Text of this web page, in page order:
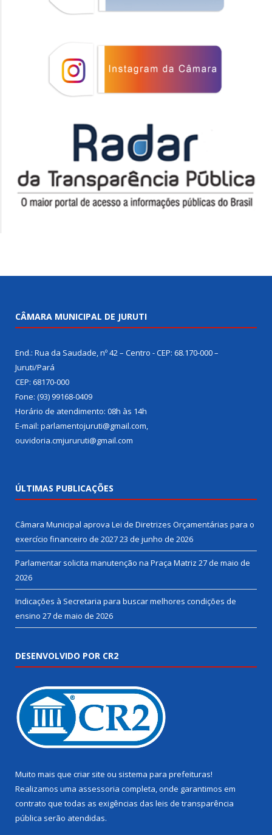
CÂMARA MUNICIPAL DE JURUTI
End.: Rua da Saudade, nº 42 – Centro - CEP: 68.170-000 –
Juruti/Pará
CEP: 68170-000
Fone: (93) 99168-0409
Horário de atendimento: 08h às 14h
E-mail: parlamentojuruti@gmail.com,
ouvidoria.cmjururuti@gmail.com
ÚLTIMAS PUBLICAÇÕES
Câmara Municipal aprova Lei de Diretrizes Orçamentárias para o
exercício financeiro de 202723 de junho de 2026
Parlamentar solicita manutenção na Praça Matriz 27 de maio de
2026
Indicações à Secretaria para buscar melhores condições de
ensino 27 de maio de 2026
DESENVOLVIDO POR CR2
Muito mais que criar site ou sistema para prefeituras!
Realizamos uma assessoria completa, onde garantimos em
contrato que todas as exigências das leis de transparência
pública serão atendidas.